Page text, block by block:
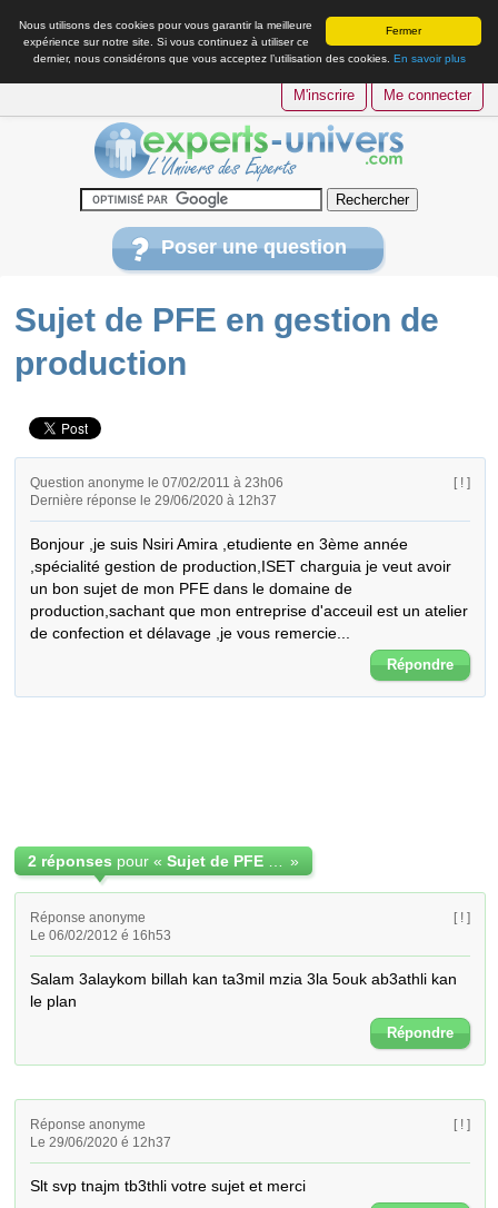
Fermer
Nous utilisons des cookies pour vous garantir la meilleure
expérience sur notre site. Si vous continuez à utiliser ce
dernier, nous considérons que vous acceptez l’utilisation des cookies. En savoir plus
M'inscrire Me connecter
Poser une question
Sujet de PFE en gestion de
production
Question anonyme le 07/02/2011 à 23h06
Dernière réponse le 29/06/2020 à 12h37
[ ! ]
Bonjour ,je suis Nsiri Amira ,etudiente en 3ème année
,spécialité gestion de production,ISET charguia je veut avoir
un bon sujet de mon PFE dans le domaine de
production,sachant que mon entreprise d'acceuil est un atelier
de confection et délavage ,je vous remercie...
Répondre
2 réponses pour « »
Réponse anonyme
Le 06/02/2012 é 16h53
[ ! ]
Salam 3alaykom billah kan ta3mil mzia 3la 5ouk ab3athli kan
le plan
Répondre
Réponse anonyme
Le 29/06/2020 é 12h37
[ ! ]
Slt svp tnajm tb3thli votre sujet et merci